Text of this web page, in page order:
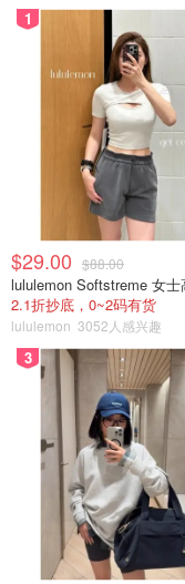
1
$29.00 $88.00
2.1折抄底，0~2码有货
lululemon 3052人感兴趣
3